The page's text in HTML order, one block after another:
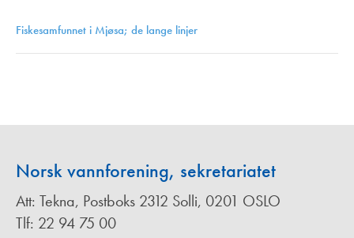
Fiskesamfunnet i Mjøsa; de lange linjer
Norsk vannforening, sekretariatet
Att: Tekna, Postboks 2312 Solli, 0201 OSLO
Tlf: 22 94 75 00